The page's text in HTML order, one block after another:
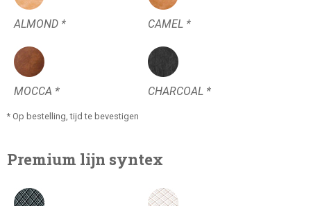
ALMOND * CAMEL *
MOCCA * CHARCOAL *
* Op bestelling, tijd te bevestigen
Premium lijn syntex